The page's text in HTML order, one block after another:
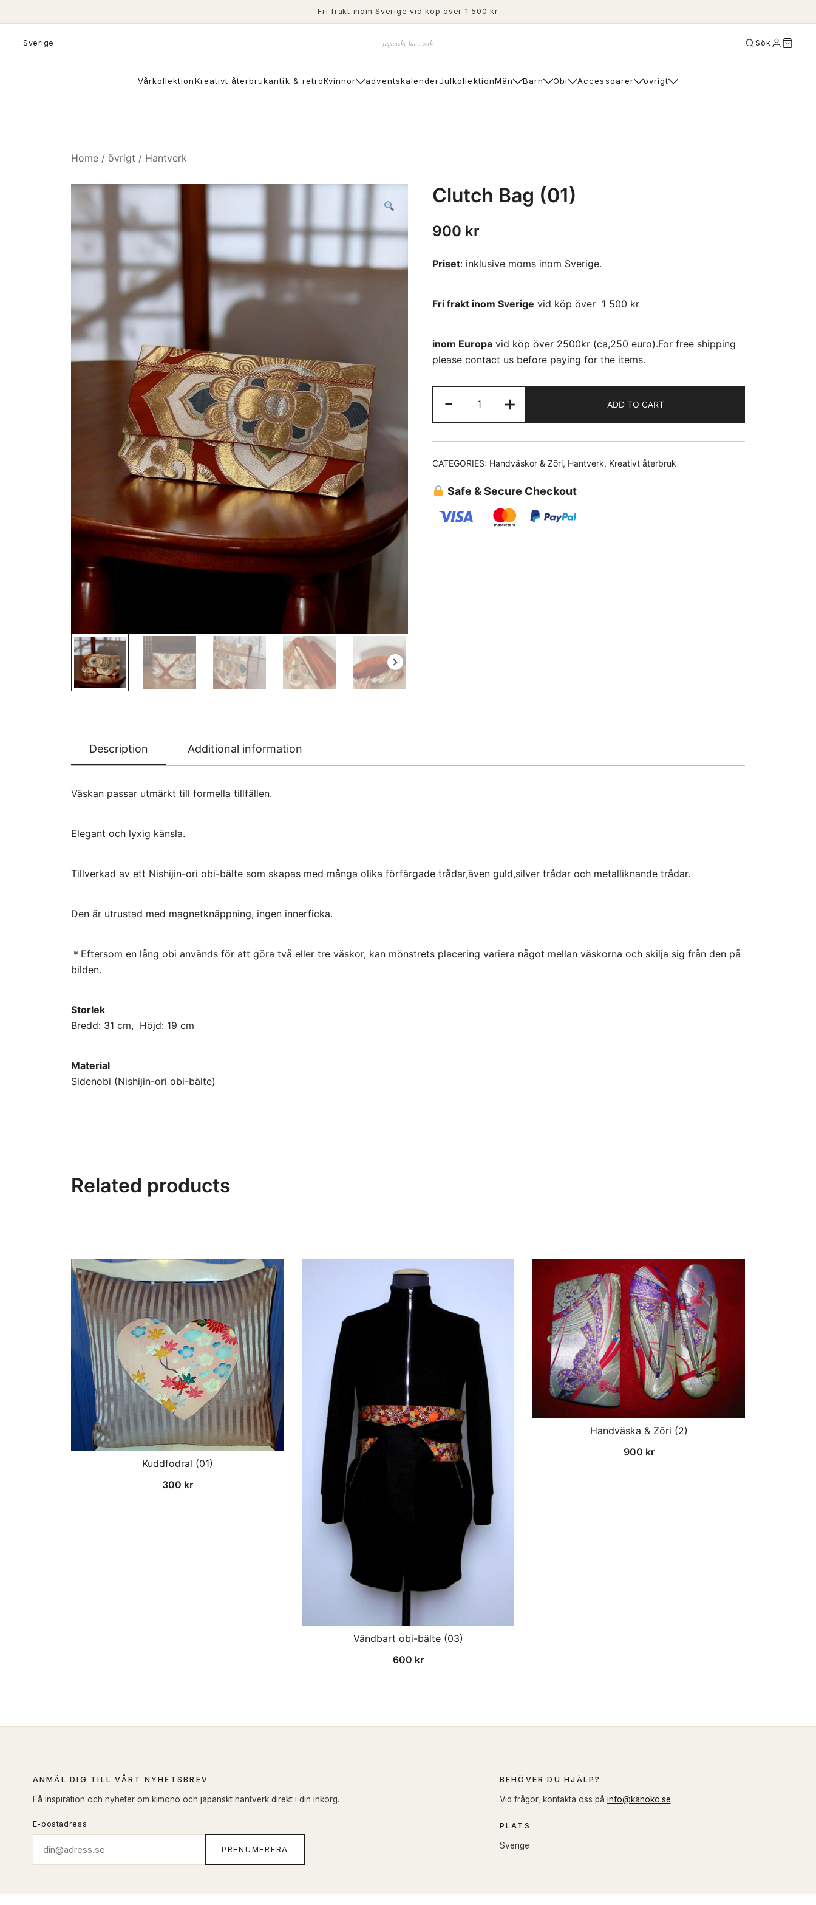
to
content
Fri frakt inom Sverige vid köp över 1 500 kr
Sverige japanskt hantverk Sök
VårkollektionKreativt återbrukantik & retroKvinnor adventskalenderJulkollektionMän Barn Obi Accessoarer övrigt
Home / övrigt / Hantverk
Clutch Bag (01)
900 kr
Priset: inklusive moms inom Sverige.
Fri frakt inom Sverige vid köp över 1 500 kr
inom Europa vid köp över 2500kr (ca,250 euro).For free shipping
please contact us before paying for the items.
-
Bag
(01)
quantity
+ ADD TO CART
CATEGORIES: Handväskor & Zōri, Hantverk, Kreativt återbruk
Safe & Secure Checkout
Description Additional information
Väskan passar utmärkt till formella tillfällen.
Elegant och lyxig känsla.
Tillverkad av ett Nishijin-ori obi-bälte som skapas med många olika förfärgade trådar,även guld,silver trådar och metalliknande trådar.
Den är utrustad med magnetknäppning, ingen innerficka.
＊Eftersom en lång obi används för att göra två eller tre väskor, kan mönstrets placering variera något mellan väskorna och skilja sig från den på
bilden.
Storlek
Bredd: 31 cm, Höjd: 19 cm
Material
Sidenobi (Nishijin-ori obi-bälte)
Related products
Kuddfodral (01)
300 kr
Vändbart obi-bälte (03)
600 kr
Handväska & Zōri (2)
900 kr
ANMÄL DIG TILL VÅRT NYHETSBREV
Få inspiration och nyheter om kimono och japanskt hantverk direkt i din inkorg.
E-postadress
PRENUMERERA
BEHÖVER DU HJÄLP?
Vid frågor, kontakta oss på info@kanoko.se.
PLATS
Sverige